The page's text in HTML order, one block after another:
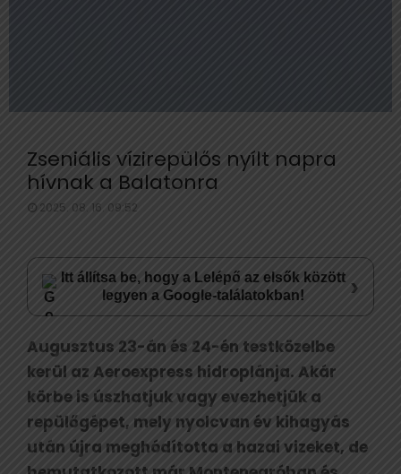
Zseniális vízirepülős nyílt napra
hívnak a Balatonra
2025. 08. 16. 09:52
Itt állítsa be, hogy a Lelépő az elsők között
legyen a Google-találatokban!
›
Augusztus 23-án és 24-én testközelbe
kerül az Aeroexpress hidroplánja. Akár
körbe is úszhatjuk vagy evezhetjük a
repülőgépet, mely nyolcvan év kihagyás
után újra meghódította a hazai vizeket, de